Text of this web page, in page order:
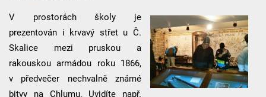
V prostorách školy je
prezentován i krvavý střet u Č.
Skalice mezi pruskou a
rakouskou armádou roku 1866,
v předvečer nechvalně známé
bitvy na Chlumu. Uvidíte např.